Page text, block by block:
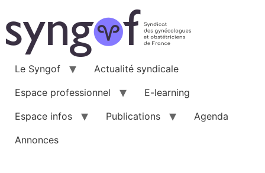
au
contenu
Le Syngof
Actualité syndicale
Espace professionnel
E-learning
Espace infos
Publications
Agenda
Annonces